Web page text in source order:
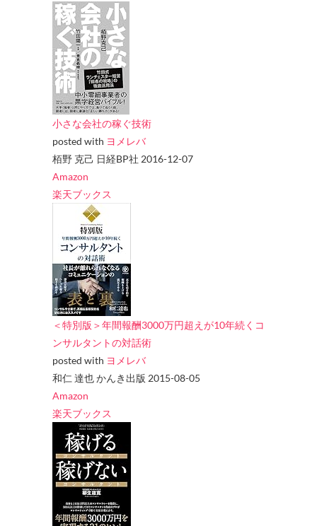
小さな会社の稼ぐ技術
posted with ヨメレバ
栢野 克己 日経BP社 2016-12-07
Amazon
楽天ブックス
＜特別版＞年間報酬3000万円超えが10年続くコ
ンサルタントの対話術
posted with ヨメレバ
和仁 達也 かんき出版 2015-08-05
Amazon
楽天ブックス